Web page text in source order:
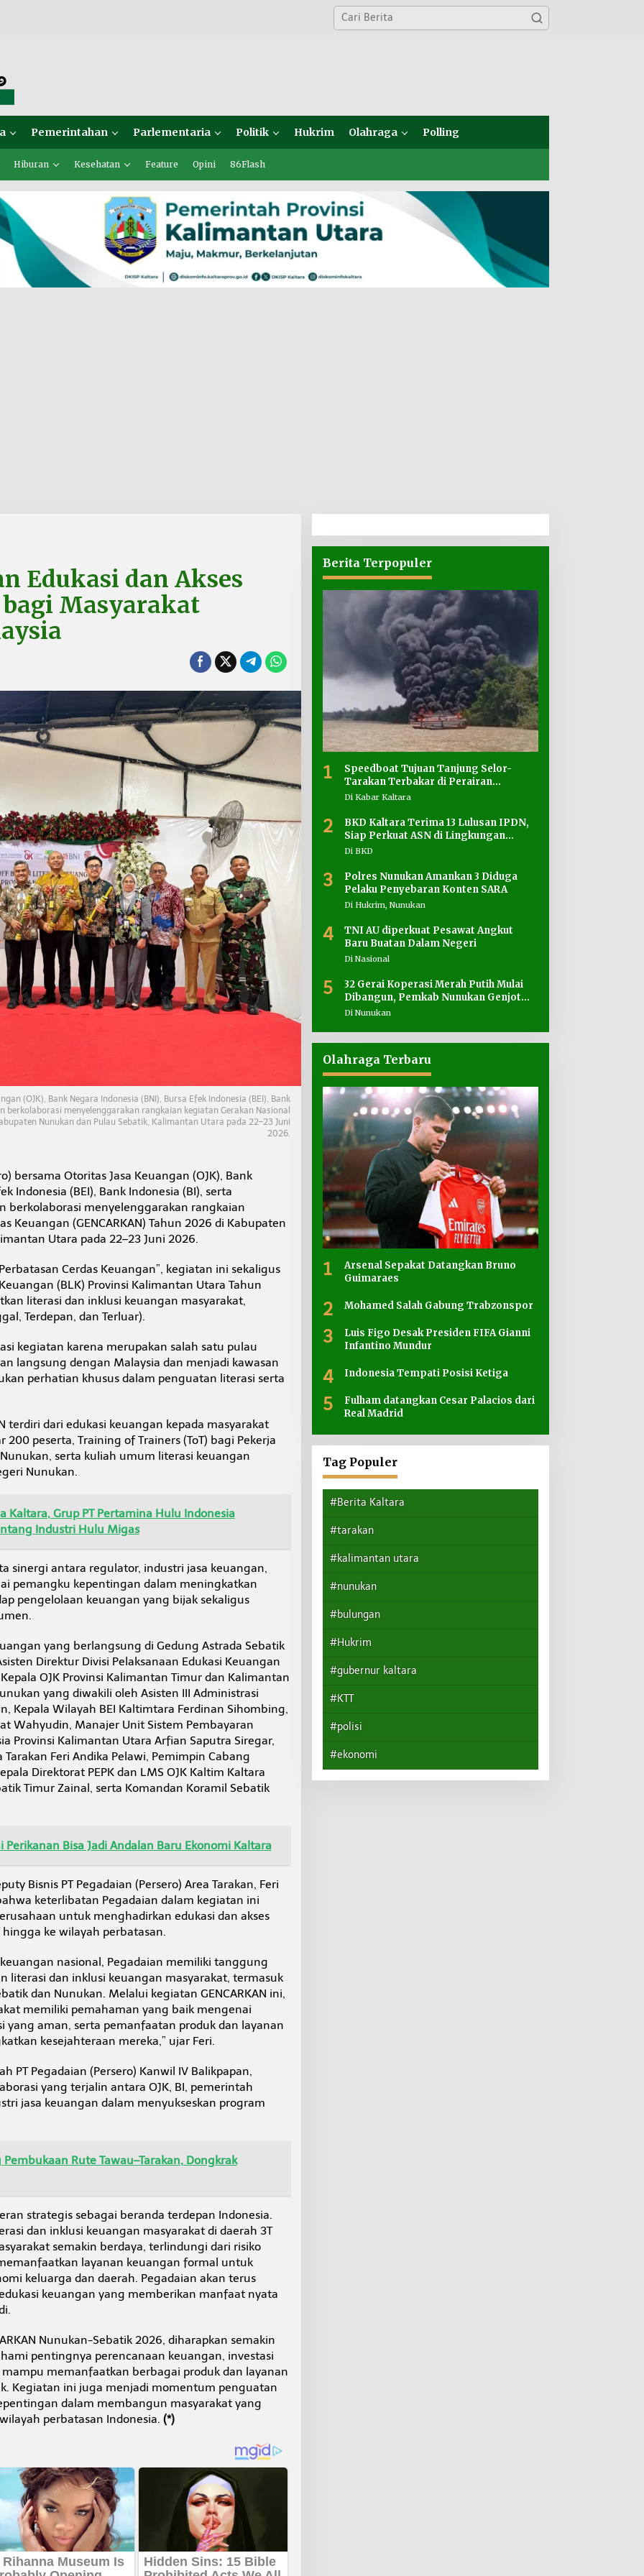
Pemerintahan Parlementaria Politik Hukrim Olahraga Polling
Hiburan Kesehatan Feature Opini 86Flash
Edukasi dan Akses
Masyarakat
(OJK), Bank Negara Indonesia (BNI), Bursa Efek Indonesia (BEI), Bank
berkolaborasi menyelenggarakan rangkaian kegiatan Gerakan Nasional
Nunukan dan Pulau Sebatik, Kalimantan Utara pada 22–23 Juni
2026.
bersama Otoritas Jasa Keuangan (OJK), Bank
Indonesia (BEI), Bank Indonesia (BI), serta
berkolaborasi menyelenggarakan rangkaian
Keuangan (GENCARKAN) Tahun 2026 di Kabupaten
Utara pada 22–23 Juni 2026.
Cerdas Keuangan”, kegiatan ini sekaligus
(BLK) Provinsi Kalimantan Utara Tahun
literasi dan inklusi keuangan masyarakat,
Terdepan, dan Terluar).
kegiatan karena merupakan salah satu pulau
langsung dengan Malaysia dan menjadi kawasan
perhatian khusus dalam penguatan literasi serta
terdiri dari edukasi keuangan kepada masyarakat
peserta, Training of Trainers (ToT) bagi Pekerja
serta kuliah umum literasi keuangan
Nunukan.
Kaltara, Grup PT Pertamina Hulu Indonesia
Industri Hulu Migas
sinergi antara regulator, industri jasa keuangan,
pemangku kepentingan dalam meningkatkan
pengelolaan keuangan yang bijak sekaligus
yang berlangsung di Gedung Astrada Sebatik
Direktur Divisi Pelaksanaan Edukasi Keuangan
OJK Provinsi Kalimantan Timur dan Kalimantan
yang diwakili oleh Asisten III Administrasi
Kepala Wilayah BEI Kaltimtara Ferdinan Sihombing,
Wahyudin, Manajer Unit Sistem Pembayaran
Provinsi Kalimantan Utara Arfian Saputra Siregar,
Tarakan Feri Andika Pelawi, Pemimpin Cabang
Direktorat PEPK dan LMS OJK Kaltim Kaltara
Timur Zainal, serta Komandan Koramil Sebatik
Perikanan Bisa Jadi Andalan Baru Ekonomi Kaltara
Bisnis PT Pegadaian (Persero) Area Tarakan, Feri
keterlibatan Pegadaian dalam kegiatan ini
untuk menghadirkan edukasi dan akses
ke wilayah perbatasan.
nasional, Pegadaian memiliki tanggung
literasi dan inklusi keuangan masyarakat, termasuk
dan Nunukan. Melalui kegiatan GENCARKAN ini,
memiliki pemahaman yang baik mengenai
yang aman, serta pemanfaatan produk dan layanan
kesejahteraan mereka,” ujar Feri.
PT Pegadaian (Persero) Kanwil IV Balikpapan,
yang terjalin antara OJK, BI, pemerintah
jasa keuangan dalam menyukseskan program
Pembukaan Rute Tawau–Tarakan, Dongkrak
strategis sebagai beranda terdepan Indonesia.
dan inklusi keuangan masyarakat di daerah 3T
semakin berdaya, terlindungi dari risiko
layanan keuangan formal untuk
keluarga dan daerah. Pegadaian akan terus
keuangan yang memberikan manfaat nyata
Nunukan-Sebatik 2026, diharapkan semakin
pentingnya perencanaan keuangan, investasi
memanfaatkan berbagai produk dan layanan
Kegiatan ini juga menjadi momentum penguatan
dalam membangun masyarakat yang
perbatasan Indonesia. (*)
Berita Terpopuler
1
Speedboat Tujuan Tanjung Selor-
Tarakan Terbakar di Perairan
Salimbatu
Di Kabar Kaltara
2
BKD Kaltara Terima 13 Lulusan IPDN,
Siap Perkuat ASN di Lingkungan
Pemprov
Di BKD
3
Polres Nunukan Amankan 3 Diduga
Pelaku Penyebaran Konten SARA
Di Hukrim, Nunukan
4
TNI AU diperkuat Pesawat Angkut
Baru Buatan Dalam Negeri
Di Nasional
5
32 Gerai Koperasi Merah Putih Mulai
Dibangun, Pemkab Nunukan Genjot
Penyediaan Lahan
Di Nunukan
Olahraga Terbaru
1
Arsenal Sepakat Datangkan Bruno
Guimaraes
2 Mohamed Salah Gabung Trabzonspor
3
Luis Figo Desak Presiden FIFA Gianni
Infantino Mundur
4 Indonesia Tempati Posisi Ketiga
5
Fulham datangkan Cesar Palacios dari
Real Madrid
Tag Populer
#Berita Kaltara
#tarakan
#kalimantan utara
#nunukan
#bulungan
#Hukrim
#gubernur kaltara
#KTT
#polisi
#ekonomi